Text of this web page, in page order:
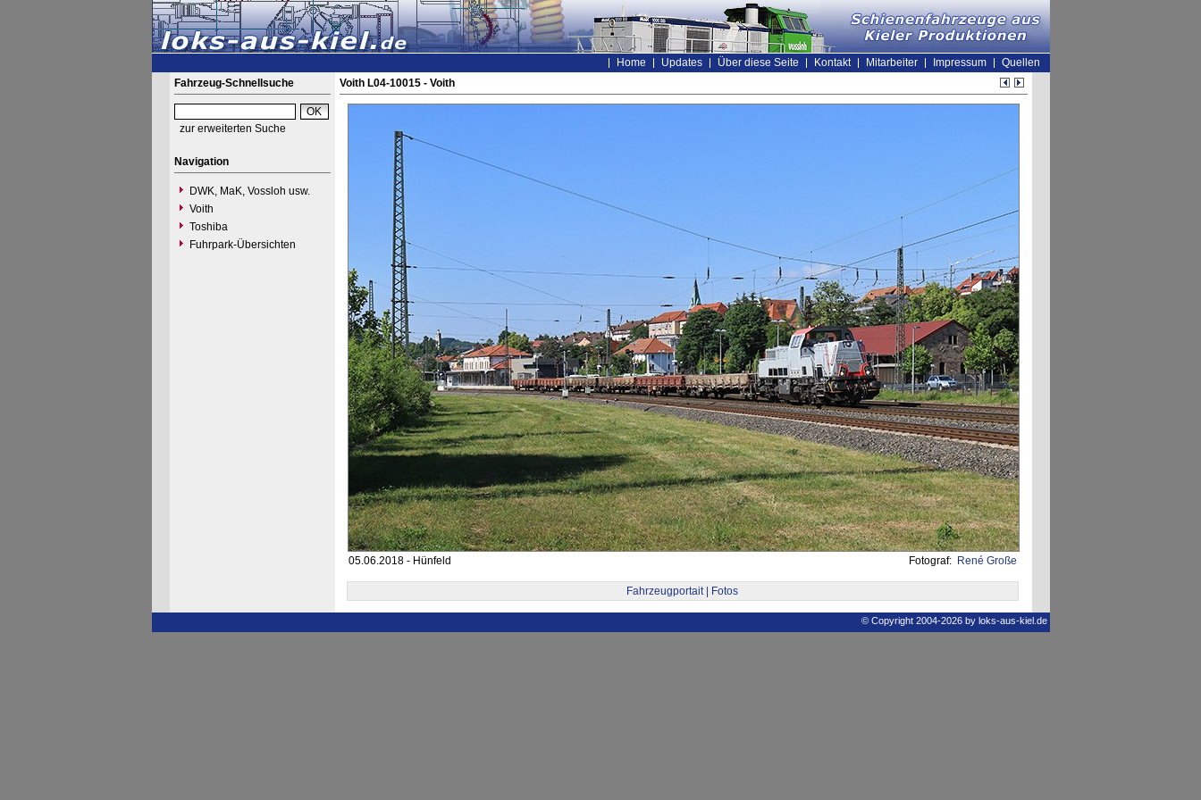
Home Updates Über diese Seite Kontakt Mitarbeiter Impressum
Quellen
Fahrzeug-Schnellsuche
zur erweiterten Suche
Navigation
DWK, MaK, Vossloh usw.
Voith
Toshiba
Fuhrpark-Übersichten
Voith L04-10015 - Voith
05.06.2018 - Hünfeld Fotograf: René Große
Fahrzeugportait | Fotos
© Copyright 2004-2026 by loks-aus-kiel.de